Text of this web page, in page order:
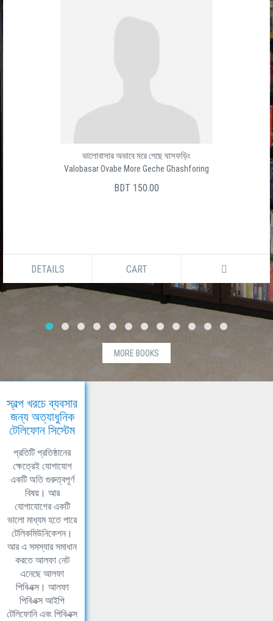
ভালোবাসার অভাবে মরে গেছে ঘাসফড়িং
Valobasar Ovabe More Geche Ghashforing
BDT 150.00
DETAILS CART
MORE BOOKS
স্বল্প খরচে ব্যবসার
জন্য অত্যাধুনিক
টেলিফোন সিস্টেম
প্রতিটি প্রতিষ্ঠানের
ক্ষেত্রেই যোগাযোগ
একটি অতি গুরুত্বপূর্ণ
বিষয়। আর
যোগাযোগের একটি
ভালো মাধ্যম হতে পারে
টেলিকমিউনিকেশন।
আর এ সমস্যার সমাধান
করতে আলফা নেট
এনেছে আলফা
পিবিএক্স। আলফা
পিবিএক্স আইপি
টেলিফোনি এবং পিবিএক্স